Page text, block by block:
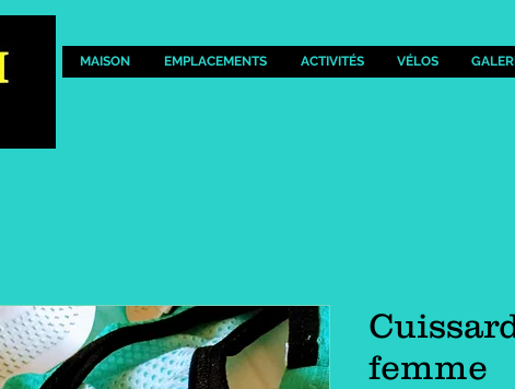
MAISON EMPLACEMENTS ACTIVITÉS VÉLOS
femme